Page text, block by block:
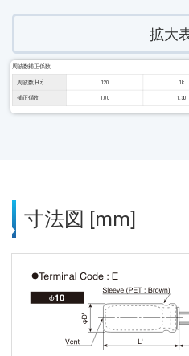
拡大
周波数補正係数
周波数 [Hz] 120 1k
補正係数 1.00 1.30
寸法図 [mm]